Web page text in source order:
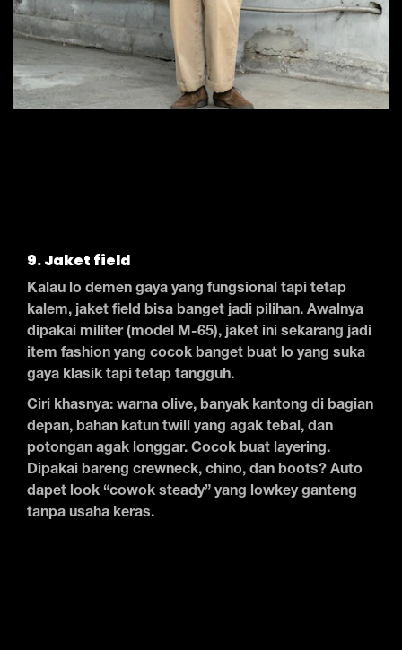
9. Jaket field
Kalau lo demen gaya yang fungsional tapi tetap
kalem, jaket field bisa banget jadi pilihan. Awalnya
dipakai militer (model M-65), jaket ini sekarang jadi
item fashion yang cocok banget buat lo yang suka
gaya klasik tapi tetap tangguh.
Ciri khasnya: warna olive, banyak kantong di bagian
depan, bahan katun twill yang agak tebal, dan
potongan agak longgar. Cocok buat layering.
Dipakai bareng crewneck, chino, dan boots? Auto
dapet look “cowok steady” yang lowkey ganteng
tanpa usaha keras.